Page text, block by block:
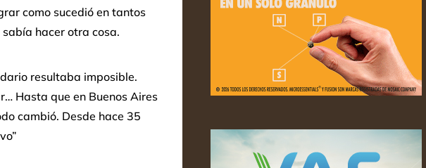
como sucedió en tantos
hacer otra cosa.
resultaba imposible.
Hasta que en Buenos Aires
cambió. Desde hace 35